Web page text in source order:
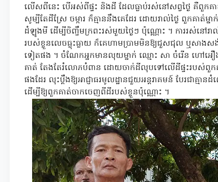
លើសពីនេះ បើអស់ពីផ្ទះ និងដី ដែលធ្លាប់រស់នៅសព្វថ្ងៃ គឺពួក
សូម្បីតែដីស្រែ ចម្ការ ក៏គ្មាននឹងគេដែរ ដោយរាល់ថ្ងៃ ពួកគាត់ម្
ដំឡូងមី ដើម្បីចិញ្ចឹមក្រពះរស់មួយថ្ងៃៗ ប៉ុណ្ណោះ ។ ការរស់នៅរាល់
របស់ខ្លួនលេចធ្លុះធ្លាយ ក៏គេហាមប្រាមមិនឱ្យជួសជុល ឬសាងស
ទៀតផង ។ ចំណែកអ្នកមានលុយម្នាក់ ឈ្មោះ សា ចំរើន ហៅ
គាត់ តែងតែរំលោភបំពាន ដោយចាក់ដីលុបទៅលើដីផ្ទះរបស់ពួកគ
ផងដែរ លុះប្តឹងឱ្យអាជ្ញាធរមូលដ្ឋានជួយអន្តរាគមន៍ បែរជាគ្ម
ដើម្បីឱ្យពួកគាត់ចាកចេញពីដីរបស់ខ្លួនប៉ុណ្ណោះ ។